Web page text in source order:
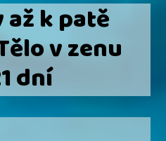
až k patě
v zenu
dní